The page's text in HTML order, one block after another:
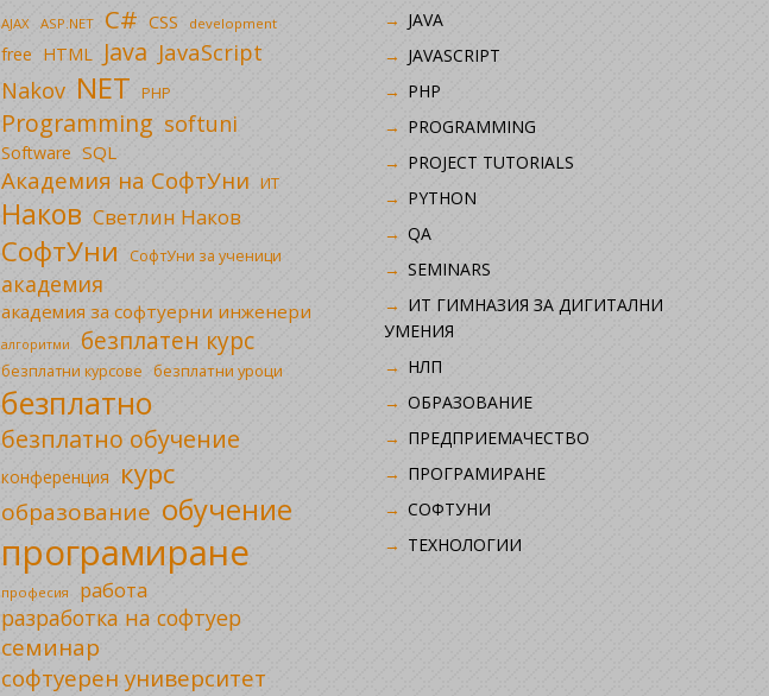
AJAX ASP.NET C# CSS development
free HTML Java JavaScript
Nakov NET PHP
Programming softuni
Software SQL
Академия на СофтУни ИТ
Наков Светлин Наков
СофтУни СофтУни за ученици
академия
академия за софтуерни инженери
алгоритми безплатен курс
безплатни курсове безплатни уроци
безплатно
безплатно обучение
конференция курс
образование обучение
програмиране
професия работа
разработка на софтуер
семинар
софтуерен университет
JAVA
JAVASCRIPT
PHP
PROGRAMMING
PROJECT TUTORIALS
PYTHON
QA
SEMINARS
ИТ ГИМНАЗИЯ ЗА ДИГИТАЛНИ
УМЕНИЯ
НЛП
ОБРАЗОВАНИЕ
ПРЕДПРИЕМАЧЕСТВО
ПРОГРАМИРАНЕ
СОФТУНИ
ТЕХНОЛОГИИ